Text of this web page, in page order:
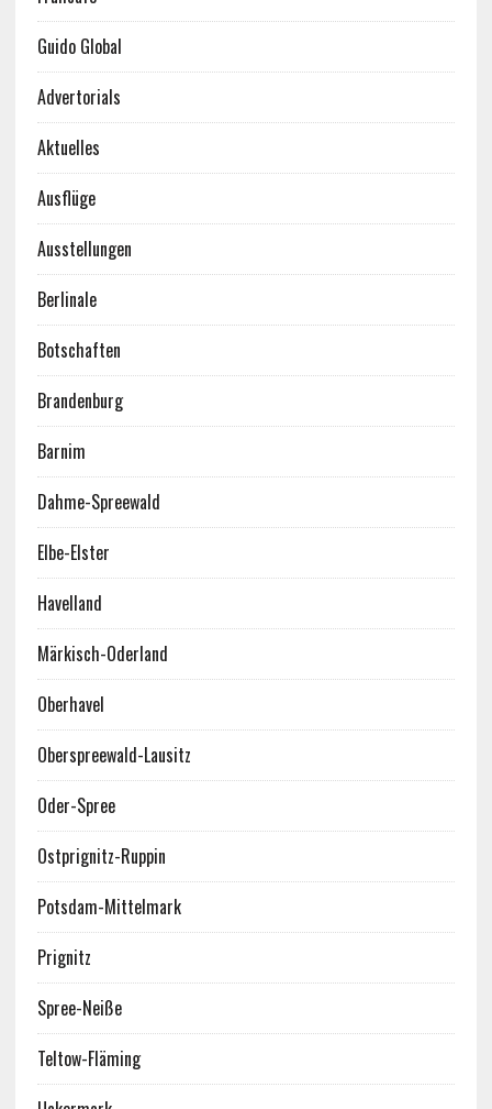
Guido Global
Advertorials
Aktuelles
Ausflüge
Ausstellungen
Berlinale
Botschaften
Brandenburg
Barnim
Dahme-Spreewald
Elbe-Elster
Havelland
Märkisch-Oderland
Oberhavel
Oberspreewald-Lausitz
Oder-Spree
Ostprignitz-Ruppin
Potsdam-Mittelmark
Prignitz
Spree-Neiße
Teltow-Fläming